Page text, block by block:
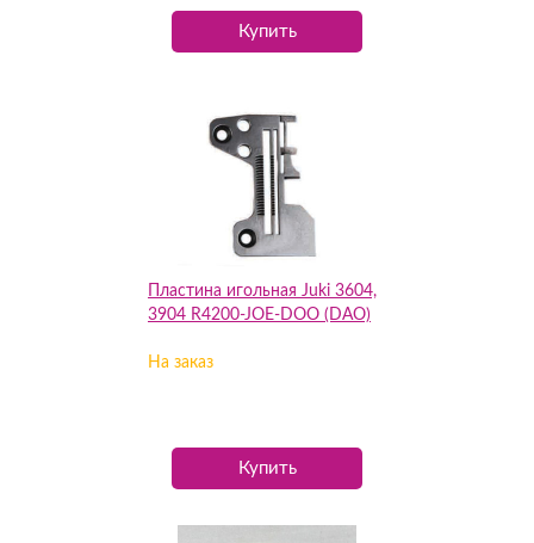
Купить
Пластина игольная Juki 3604,
3904 R4200-JOE-DOO (DAO)
На заказ
Купить